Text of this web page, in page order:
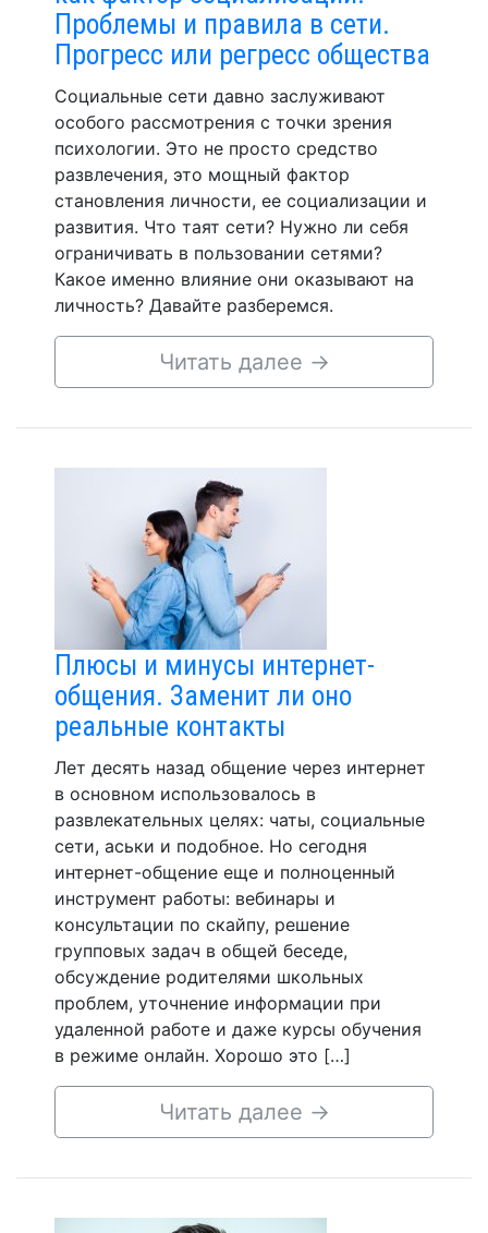
Проблемы и правила в сети.
Прогресс или регресс общества
Социальные сети давно заслуживают
особого рассмотрения с точки зрения
психологии. Это не просто средство
развлечения, это мощный фактор
становления личности, ее социализации и
развития. Что таят сети? Нужно ли себя
ограничивать в пользовании сетями?
Какое именно влияние они оказывают на
личность? Давайте разберемся.
Читать далее →
Плюсы и минусы интернет-
общения. Заменит ли оно
реальные контакты
Лет десять назад общение через интернет
в основном использовалось в
развлекательных целях: чаты, социальные
сети, аськи и подобное. Но сегодня
интернет-общение еще и полноценный
инструмент работы: вебинары и
консультации по скайпу, решение
групповых задач в общей беседе,
обсуждение родителями школьных
проблем, уточнение информации при
удаленной работе и даже курсы обучения
в режиме онлайн. Хорошо это […]
Читать далее →